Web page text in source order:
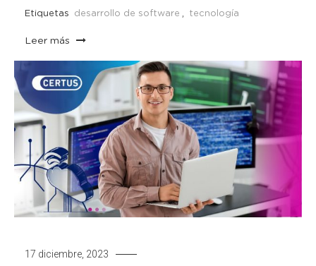
Etiquetas desarrollo de software , tecnología
Leer más
17 diciembre, 2023